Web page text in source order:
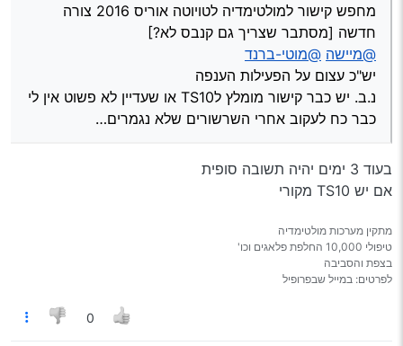
מחפש קישור למולטימדיה לטויוטה אוריס 2016 צורה
חדשה [מסתבר שצריך גם קנבס לא?]
@מיישה @מוטי-ברנד
יש"כ עצום על הפעילות הענפה
נ.ב. יש כבר קישור מומלץ לTS10 או שעדיין לא פשוט אין לי
כבר כח לעקוב אחרי השרשורים שלא נגמרים…
בעוד 3 ימים יהיה תשובה סופית
אם יש TS10 מקורי
מתקין מערכות מולטימדיה
טיפולי 10,000 החלפת פלאגים וכו'
בצפת והסביבה
לפרטים: במייל שבפרופיל
0